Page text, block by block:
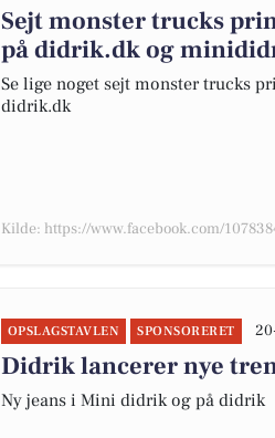
Sejt monster trucks
på didrik.dk og
Se lige noget sejt monster trucks
didrik.dk
Kilde: https://www.facebook.com/
OPSLAGSTAVLEN SPONSORERET
Didrik lancerer nye
Ny jeans i Mini didrik og på didrik